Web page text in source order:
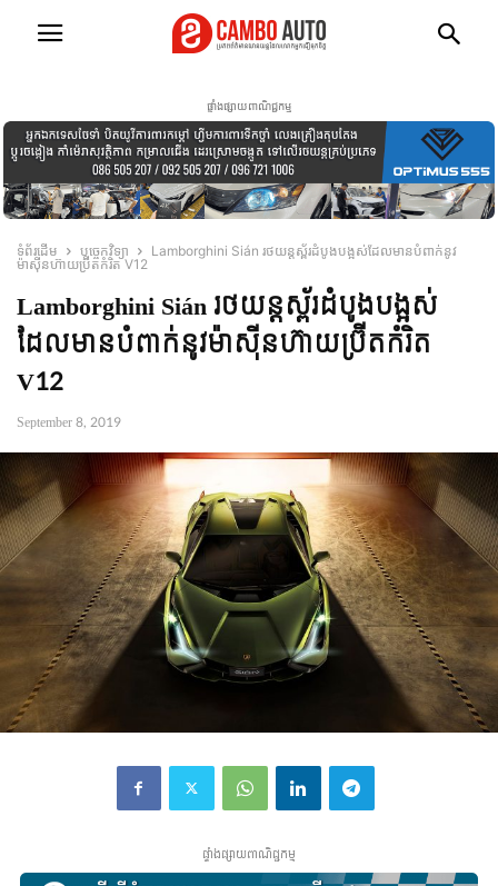
ផ្ទាំងផ្សាយពាណិជ្ជកម្ម
ទំព័រដើម បច្ចេកវិទ្យា
Lamborghini Sián រថយន្តស្ព័រដំបូងបង្អស់ដែលមានបំពាក់នូវ
ម៉ាស៊ីនហ៊ាយប្រ៊ីតកំរិត V12
Lamborghini Sián រថយន្តស្ព័រដំបូងបង្អស់
ដែលមានបំពាក់នូវម៉ាស៊ីនហ៊ាយប្រ៊ីតកំរិត
V12
September 8, 2019
ផ្ទាំងផ្សាយពាណិជ្ជកម្ម